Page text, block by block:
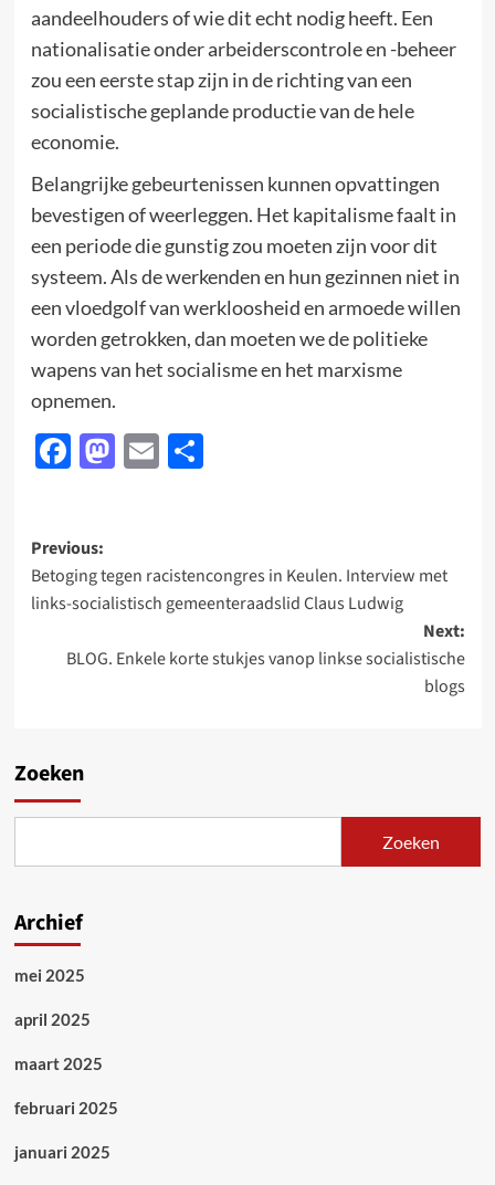
aandeelhouders of wie dit echt nodig heeft. Een
nationalisatie onder arbeiderscontrole en -beheer
zou een eerste stap zijn in de richting van een
socialistische geplande productie van de hele
economie.
Belangrijke gebeurtenissen kunnen opvattingen
bevestigen of weerleggen. Het kapitalisme faalt in
een periode die gunstig zou moeten zijn voor dit
systeem. Als de werkenden en hun gezinnen niet in
een vloedgolf van werkloosheid en armoede willen
worden getrokken, dan moeten we de politieke
wapens van het socialisme en het marxisme
opnemen.
Facebook
Mastodon
EmailDelen
Post
navigation
Previous:
Betoging tegen racistencongres in Keulen. Interview met
links-socialistisch gemeenteraadslid Claus Ludwig
Next:
BLOG. Enkele korte stukjes vanop linkse socialistische
blogs
Zoeken
Zoeken
Archief
mei 2025
april 2025
maart 2025
februari 2025
januari 2025